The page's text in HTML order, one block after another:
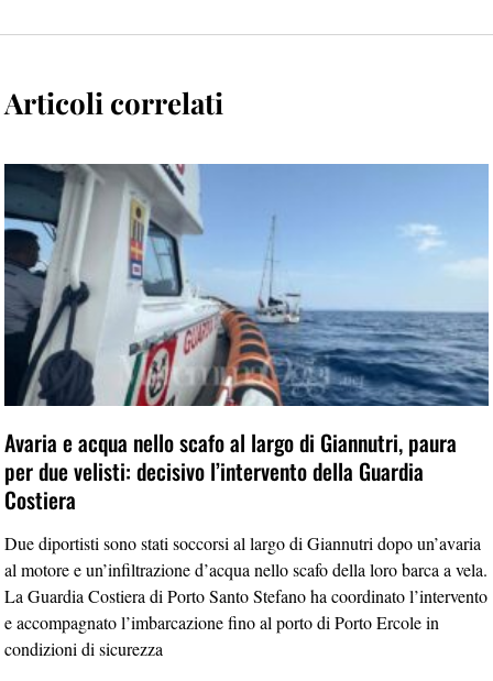
Articoli correlati
Avaria e acqua nello scafo al largo di Giannutri, paura
per due velisti: decisivo l’intervento della Guardia
Costiera
Due diportisti sono stati soccorsi al largo di Giannutri dopo un’avaria
al motore e un’infiltrazione d’acqua nello scafo della loro barca a vela.
La Guardia Costiera di Porto Santo Stefano ha coordinato l’intervento
e accompagnato l’imbarcazione fino al porto di Porto Ercole in
condizioni di sicurezza